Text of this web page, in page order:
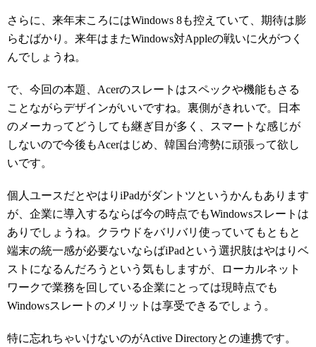
さらに、来年末ころにはWindows 8も控えていて、期待は膨
らむばかり。来年はまたWindows対Appleの戦いに火がつく
んでしょうね。
で、今回の本題、Acerのスレートはスペックや機能もさる
ことながらデザインがいいですね。裏側がきれいで。日本
のメーカってどうしても継ぎ目が多く、スマートな感じが
しないので今後もAcerはじめ、韓国台湾勢に頑張って欲し
いです。
個人ユースだとやはりiPadがダントツというかんもあります
が、企業に導入するならば今の時点でもWindowsスレートは
ありでしょうね。クラウドをバリバリ使っていてもともと
端末の統一感が必要ないならばiPadという選択肢はやはりベ
ストになるんだろうという気もしますが、ローカルネット
ワークで業務を回している企業にとっては現時点でも
Windowsスレートのメリットは享受できるでしょう。
特に忘れちゃいけないのがActive Directoryとの連携です。